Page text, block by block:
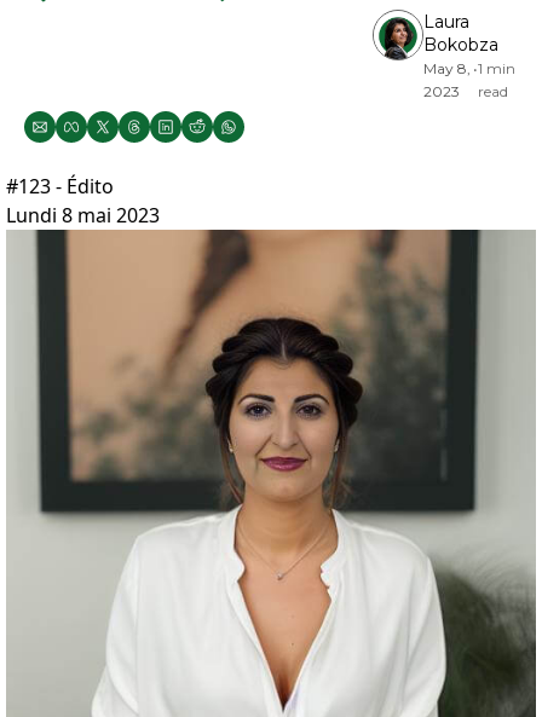
Laura
Bokobza
May 8,
2023
•1 min
read
#123 - Édito
Lundi 8 mai 2023